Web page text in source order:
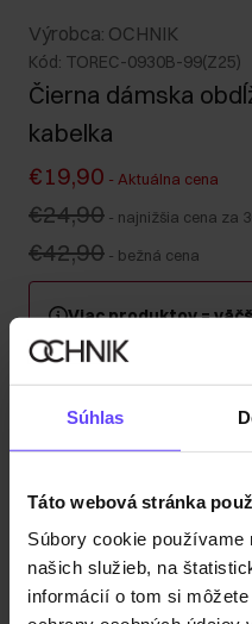
Súhlas
Táto webová stránka
Súbory cookie
našich služieb, na
informácií o tom si
Výrobca: OCHNIK
Kód: TOREC-0930B-99(Z25)
Čierna dámska
kabelka
€19,90 - Aktuálna cena
€24,90 - najnižšia cena za
€42,90 - bežná cena
Viac produktov =
Kúpte si minimálne 2
alebo cestovných
ľubovoľne – zľava sa
Popis produktu
Detaily